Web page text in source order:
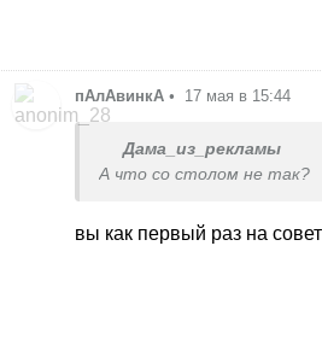
пАлАвинкА • 17 мая в 15:44
Дама_из_рекламы
А что со столом не так?
вы как первый раз на